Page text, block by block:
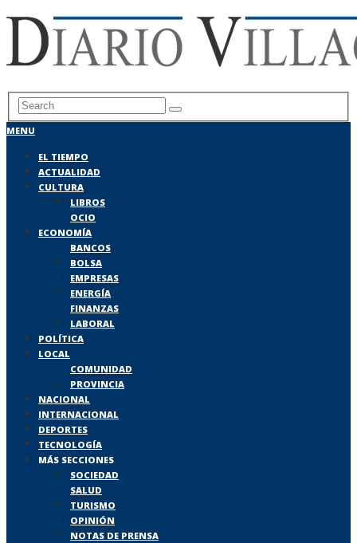
MENU
EL TIEMPO
ACTUALIDAD
CULTURA
LIBROS
OCIO
ECONOMÍA
BANCOS
BOLSA
EMPRESAS
ENERGÍA
FINANZAS
LABORAL
POLÍTICA
LOCAL
COMUNIDAD
PROVINCIA
NACIONAL
INTERNACIONAL
DEPORTES
TECNOLOGÍA
MÁS SECCIONES
SOCIEDAD
SALUD
TURISMO
OPINIÓN
NOTAS DE PRENSA